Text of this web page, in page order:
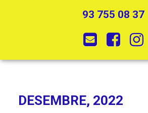
93 755 08 37
E-mail
DESEMBRE, 2022